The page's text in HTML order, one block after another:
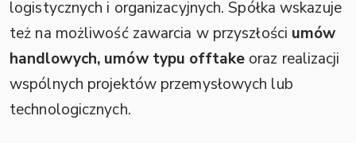
logistycznych i organizacyjnych. Spółka wskazuje
też na możliwość zawarcia w przyszłości umów
handlowych, umów typu offtakeoraz realizacji
wspólnych projektów przemysłowych lub
technologicznych.